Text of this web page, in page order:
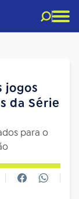
jogos
da Série
para o